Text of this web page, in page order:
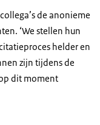
de anonieme
‘We stellen hun
helder en
zijn tijdens de
dit moment